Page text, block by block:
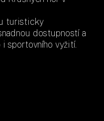
turisticky
dostupností a
sportovního vyžití.